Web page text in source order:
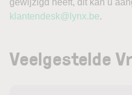
gewijzigd heeft, dit kan u
klantendesk@lynx.be.
Veelgestelde